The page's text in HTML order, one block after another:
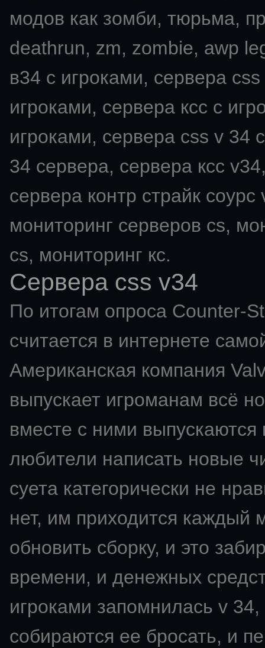
модов как зомби, тюрьма,
deathrun, zm, zombie, awp
в34 с игроками, сервера
игроками, сервера ксс с
игроками, сервера css v 34
34 сервера, сервера ксс
сервера контр страйк
мониторинг серверов cs,
cs, мониторинг кс.
Сервера css v34
По итогам опроса Counter-
считается в интернете
Американская компания
выпускает игроманам всё
вместе с ними
любители написать новые
суета категорически не
нет, им приходится каждый
обновить сборку, и это
времени, и денежных
игроками запомнилась v
собираются ее бросать, и